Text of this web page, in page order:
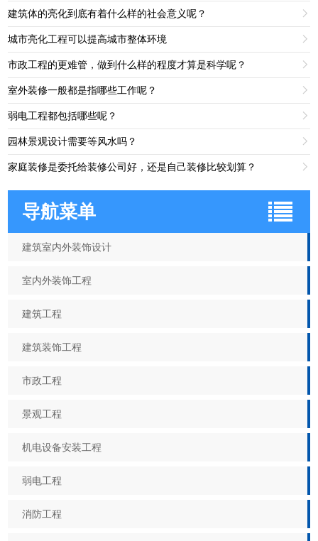
建筑体的亮化到底有着什么样的社会意义呢？ 
城市亮化工程可以提高城市整体环境 
市政工程的更难管，做到什么样的程度才算是科学呢？ 
室外装修一般都是指哪些工作呢？ 
弱电工程都包括哪些呢？ 
园林景观设计需要等风水吗？ 
家庭装修是委托给装修公司好，还是自己装修比较划算？ 
导航菜单
建筑室内外装饰设计
室内外装饰工程
建筑工程
建筑装饰工程
市政工程
景观工程
机电设备安装工程
弱电工程
消防工程